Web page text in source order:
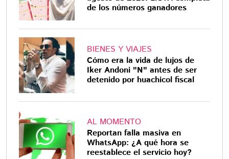
de los números ganadores
BIENES Y VIAJES
Cómo era la vida de lujos de
Iker Andoni "N" antes de ser
detenido por huachicol fiscal
AL MOMENTO
Reportan falla masiva en
WhatsApp: ¿A qué hora se
reestablece el servicio hoy?